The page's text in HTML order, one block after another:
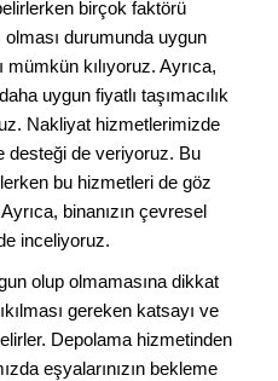
birçok faktörü
durumunda uygun
kılıyoruz. Ayrıca,
uygun fiyatlı taşımacılık
Nakliyat hizmetlerimizde
desteği de veriyoruz. Bu
bu hizmetleri de göz
binanızın çevresel
inceliyoruz.
olup olmamasına dikkat
gereken katsayı ve
Depolama hizmetinden
eşyalarınızın bekleme